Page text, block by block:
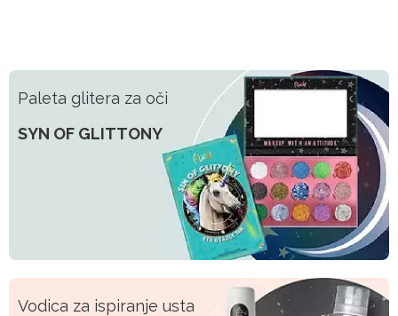
Paleta glitera za oči
SYN OF GLITTONY
Vodica za ispiranje usta